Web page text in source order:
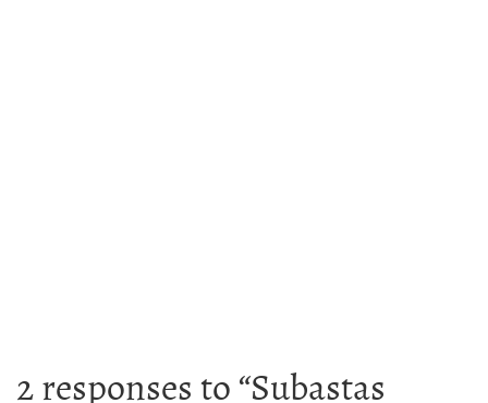
2 responses to “Subastas